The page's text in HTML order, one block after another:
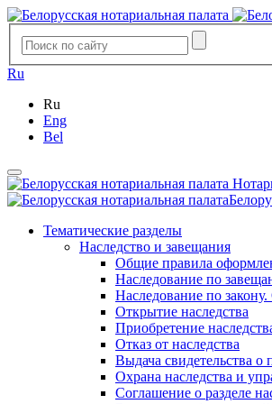
Ru
Ru
Eng
Bel
Тематические разделы
Наследство и завещания
Общие правила
Наследование по
Наследование по
Открытие наследства
Приобретение
Отказ от наследства
Выдача свидетельства о
Охрана наследства и
Соглашение о разделе